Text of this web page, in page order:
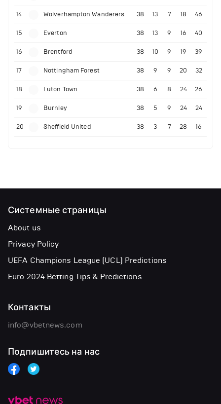
14 Wolverhampton Wanderers 38 13 7 18 46
15 Everton 38 13 9 16 40
16 Brentford 38 10 9 19 39
17 Nottingham Forest 38 9 9 20 32
18 Luton Town 38 6 8 24 26
19 Burnley 38 5 9 24 24
20 Sheffield United 38 3 7 28 16
Системные страницы
About us
Privacy Policy
UEFA Champions League (UCL) Predictions
Euro 2024 Betting Tips & Predictions
Контакты
info@vbetnews.com
Подпишитесь на нас